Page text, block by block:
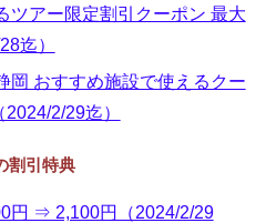
ツアー限定割引クーポン 最大
迄）
岡 おすすめ施設で使えるクー
2/29迄）
割引特典
円 ⇒ 2,100円（2024/2/29